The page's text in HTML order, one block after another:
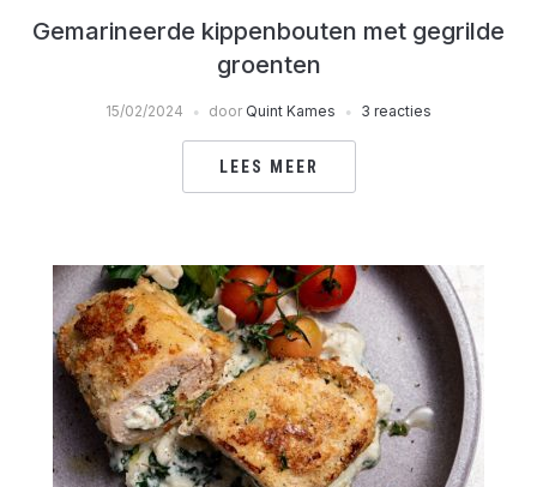
Gemarineerde kippenbouten met gegrilde
groenten
15/02/2024 door Quint Kames 3 reacties
LEES MEER